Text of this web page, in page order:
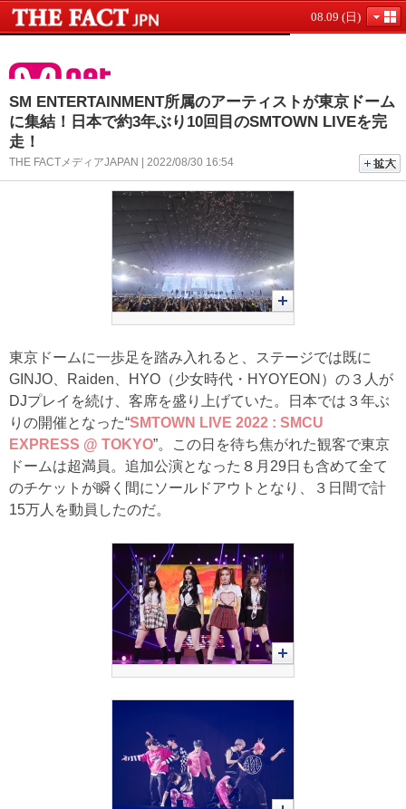
08.09 (日)
SM ENTERTAINMENT所属のアーティストが東京ドーム
に集結！日本で約3年ぶり10回目のSMTOWN LIVEを完
走！
THE FACTメディアJAPAN | 2022/08/30 16:54
東京ドームに一歩足を踏み入れると、ステージでは既に
GINJO、Raiden、HYO（少女時代・HYOYEON）の３人が
DJプレイを続け、客席を盛り上げていた。日本では３年ぶ
りの開催となった“SMTOWN LIVE 2022 : SMCU
EXPRESS @ TOKYO”。この日を待ち焦がれた観客で東京
ドームは超満員。追加公演となった８月29日も含めて全て
のチケットが瞬く間にソールドアウトとなり、３日間で計
15万人を動員したのだ。